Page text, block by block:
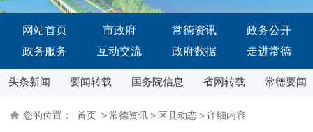
网站首页 市政府 常德资讯
政务公开
政务服务
互动交流 政府数据 走进常德
头条新闻 要闻转载 国务院信息 省网转载 常德要闻
您的位置： 首页 > 常德资讯 > 区县动态 > 详细内容